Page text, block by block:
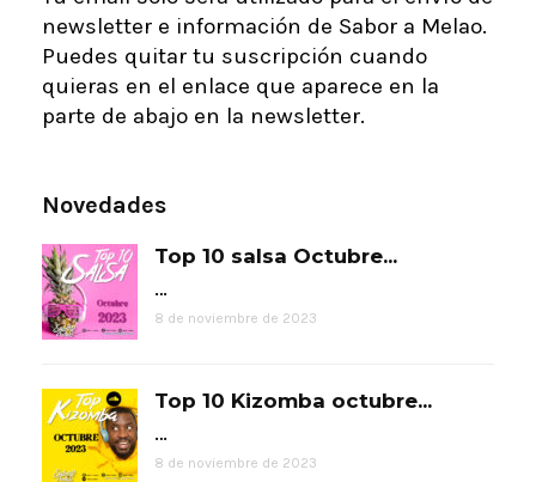
newsletter e información de Sabor a Melao.
Puedes quitar tu suscripción cuando
quieras en el enlace que aparece en la
parte de abajo en la newsletter.
Novedades
Top 10 salsa Octubre...
…
8 de noviembre de 2023
Top 10 Kizomba octubre...
…
8 de noviembre de 2023